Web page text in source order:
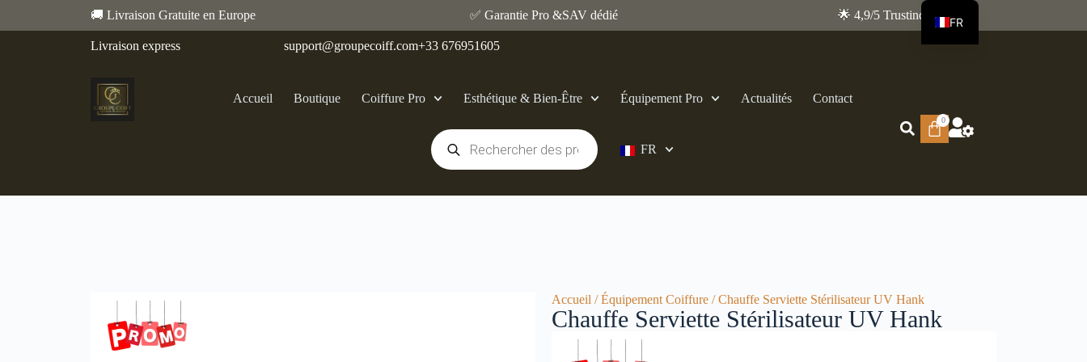
🚚 Livraison Gratuite en Europe ✅ Garantie Pro &SAV dédié 🌟 4,9/5 Trustindex
Livraison express support@groupecoiff.com+33 676951605
Accueil Boutique Coiffure Pro Esthétique & Bien‑Être Équipement Pro Actualités Contact
FR
0
Accueil /Équipement Coiffure / Chauffe Serviette Stérilisateur UV Hank
Chauffe Serviette Stérilisateur UV Hank
FR
EN